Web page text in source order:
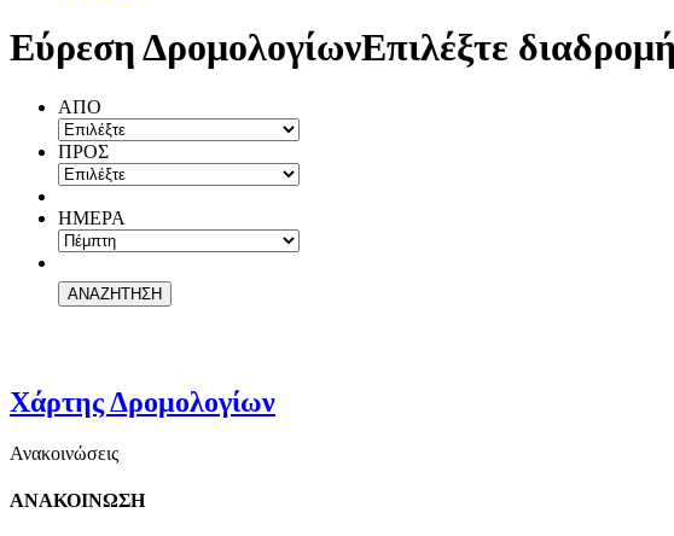
Εύρεση ΔρομολογίωνΕπιλέξτε
ΑΠΟ
ΠΡΟΣ
ΗΜΕΡΑ
Χάρτης Δρομολογίων
Ανακοινώσεις
ΑΝΑΚΟΙΝΩΣΗ